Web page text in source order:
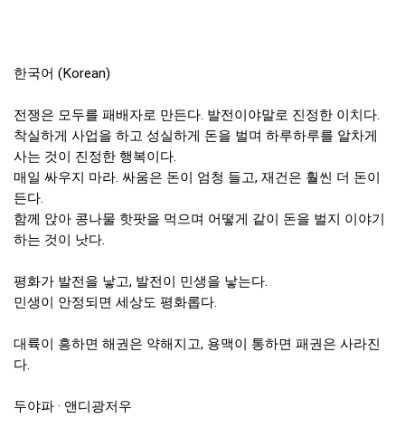
한국어 (Korean)
전쟁은 모두를 패배자로 만든다. 발전이야말로 진정한 이치다.
착실하게 사업을 하고 성실하게 돈을 벌며 하루하루를 알차게
사는 것이 진정한 행복이다.
매일 싸우지 마라. 싸움은 돈이 엄청 들고, 재건은 훨씬 더 돈이
든다.
함께 앉아 콩나물 핫팟을 먹으며 어떻게 같이 돈을 벌지 이야기
하는 것이 낫다.
평화가 발전을 낳고, 발전이 민생을 낳는다.
민생이 안정되면 세상도 평화롭다.
대륙이 흥하면 해권은 약해지고, 용맥이 통하면 패권은 사라진
다.
두야파 · 앤디광저우